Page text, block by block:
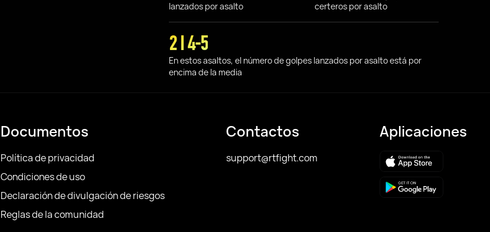
lanzados por asalto
certeros por asalto
2 I 4-5
En estos asaltos, el número de golpes lanzados por asalto está por
encima de la media
Documentos
Política de privacidad
Condiciones de uso
Declaración de divulgación de riesgos
Reglas de la comunidad
Contactos
support@rtfight.com
Aplicaciones